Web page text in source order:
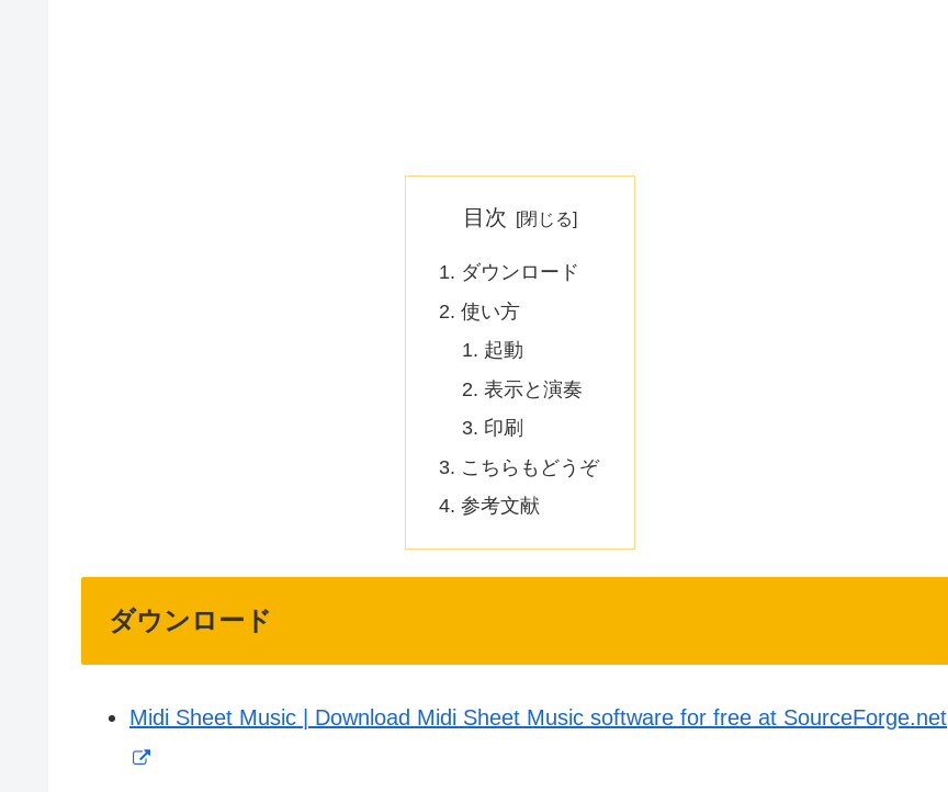
目次
ダウンロード
使い方
起動
表示と演奏
印刷
こちらもどうぞ
参考文献
ダウンロード
Midi Sheet Music | Download Midi Sheet Music software for free at SourceForge.net